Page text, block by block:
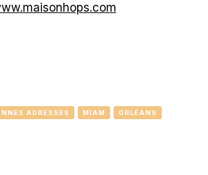
ADRESSES MIAM ORLÉANS